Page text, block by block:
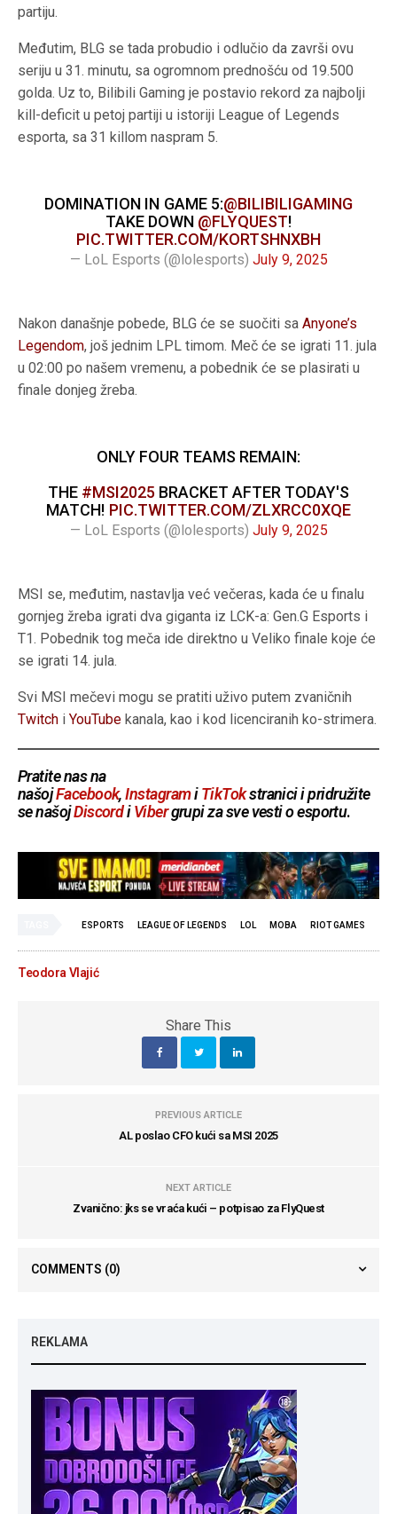
partiju.
Međutim, BLG se tada probudio i odlučio da završi ovu
seriju u 31. minutu, sa ogromnom prednošću od 19.500
golda. Uz to, Bilibili Gaming je postavio rekord za najbolji
kill-deficit u petoj partiji u istoriji League of Legends
esporta, sa 31 killom naspram 5.
DOMINATION IN GAME 5:@BILIBILIGAMING
TAKE DOWN @FLYQUEST!
PIC.TWITTER.COM/KORTSHNXBH
— LoL Esports (@lolesports) July 9, 2025
Nakon današnje pobede, BLG će se suočiti saAnyone’s
Legendom, još jednim LPL timom. Meč će se igrati 11. jula
u 02:00 po našem vremenu, a pobednik će se plasirati u
finale donjeg žreba.
ONLY FOUR TEAMS REMAIN:
THE #MSI2025BRACKET AFTER TODAY'S
MATCH! PIC.TWITTER.COM/ZLXRCC0XQE
— LoL Esports (@lolesports) July 9, 2025
MSI se, međutim, nastavlja već večeras, kada će u finalu
gornjeg žreba igrati dva giganta iz LCK-a: Gen.G Esports i
T1. Pobednik tog meča ide direktno u Veliko finale koje će
se igrati 14. jula.
Svi MSI mečevi mogu se pratiti uživo putem zvaničnih
Twitch iYouTube kanala, kao i kod licenciranih ko-strimera.
Pratite nas na
našojFacebook,InstagramiTikTokstranici i pridružite
se našojDiscordiVibergrupi za sve vesti o esportu.
ESPORTS LEAGUE OF LEGENDS LOL MOBA RIOT GAMES
Teodora Vlajić
Share This
PREVIOUS ARTICLE
AL poslao CFO kući sa MSI 2025
NEXT ARTICLE
Zvanično: jks se vraća kući – potpisao za FlyQuest
COMMENTS (0)
REKLAMA